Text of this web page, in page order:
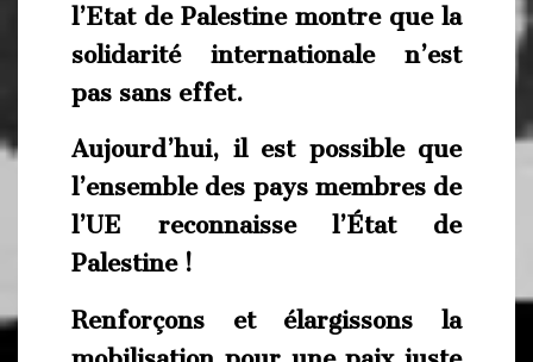
l’Etat de Palestine montre que la
solidarité internationale n’est
pas sans effet.
Aujourd’hui, il est possible que
l’ensemble des pays membres de
l’UE reconnaisse l’État de
Palestine !
Renforçons et élargissons la